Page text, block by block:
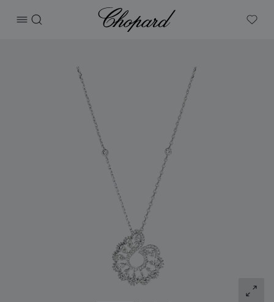
打开菜单
搜索
Chopard
My